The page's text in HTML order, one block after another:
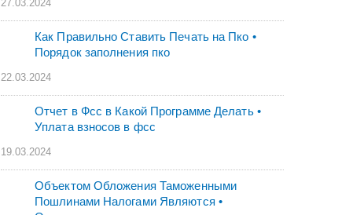
27.03.2024
Как Правильно Ставить Печать на Пко •
Порядок заполнения пко
22.03.2024
Отчет в Фсс в Какой Программе Делать •
Уплата взносов в фсс
19.03.2024
Объектом Обложения Таможенными
Пошлинами Налогами Являются •